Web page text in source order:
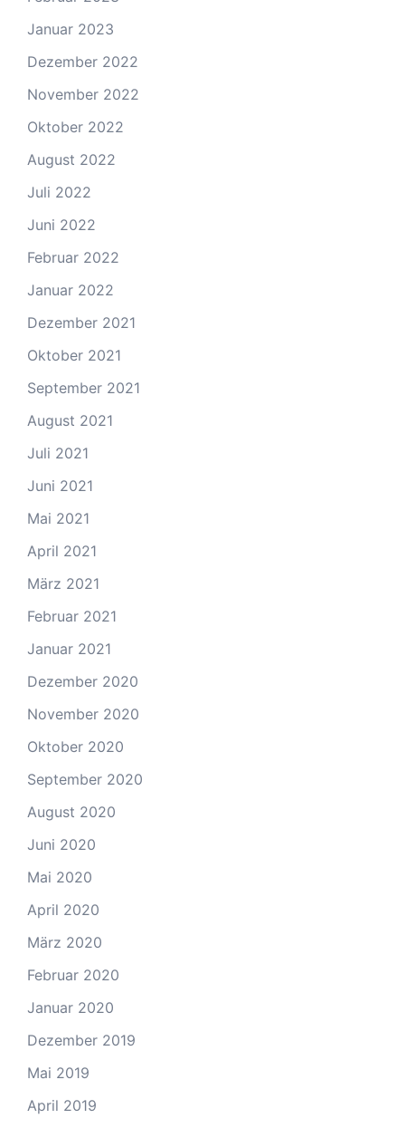
Januar 2023
Dezember 2022
November 2022
Oktober 2022
August 2022
Juli 2022
Juni 2022
Februar 2022
Januar 2022
Dezember 2021
Oktober 2021
September 2021
August 2021
Juli 2021
Juni 2021
Mai 2021
April 2021
März 2021
Februar 2021
Januar 2021
Dezember 2020
November 2020
Oktober 2020
September 2020
August 2020
Juni 2020
Mai 2020
April 2020
März 2020
Februar 2020
Januar 2020
Dezember 2019
Mai 2019
April 2019